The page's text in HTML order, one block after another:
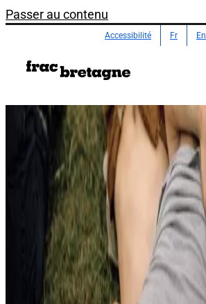
Passer au contenu
Accessibilité Fr En